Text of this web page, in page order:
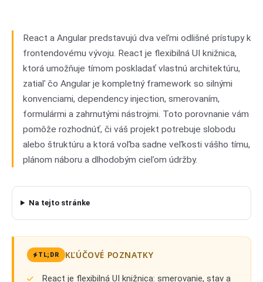
React a Angular predstavujú dva veľmi odlišné prístupy k
frontendovému vývoju. React je flexibilná UI knižnica,
ktorá umožňuje tímom poskladať vlastnú architektúru,
zatiaľ čo Angular je kompletný framework so silnými
konvenciami, dependency injection, smerovaním,
formulármi a zahrnutými nástrojmi. Toto porovnanie vám
pomôže rozhodnúť, či váš projekt potrebuje slobodu
alebo štruktúru a ktorá voľba sadne veľkosti vášho tímu,
plánom náboru a dlhodobým cieľom údržby.
Na tejto stránke
TL;DR KĽÚČOVÉ POZNATKY
React je flexibilná UI knižnica: smerovanie, stav a